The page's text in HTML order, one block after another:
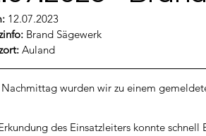
12.07.2023
Brand Sägewerk
Auland
wurden wir zu einem
des Einsatzleiters konnte